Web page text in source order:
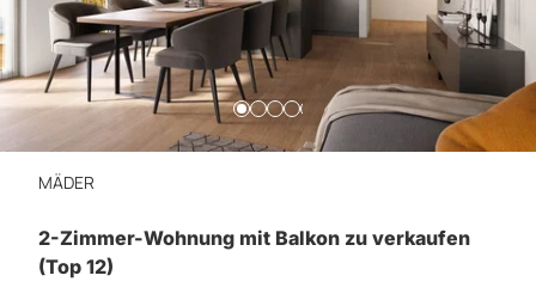
MÄDER
2-Zimmer-Wohnung mit Balkon zu verkaufen
(Top 12)